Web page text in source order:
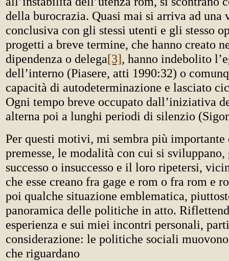
della burocrazia. Quasi mai si arriva ad una
conclusiva con gli stessi utenti e gli stesso
progetti a breve termine, che hanno creato
dipendenza o delega[3], hanno indebolito
dell’interno (Piasere, atti 1990:32) o
capacità di autodeterminazione e lasciato
Ogni tempo breve occupato dall’iniziativa
alterna poi a lunghi periodi di silenzio
Per questi motivi, mi sembra più importante
premesse, le modalità con cui si
successo o insuccesso e il loro ripetersi,
che esse creano fra gage e rom o fra rom e
poi qualche situazione emblematica,
panoramica delle politiche in atto.
esperienza e sui miei incontri personali,
considerazione: le politiche sociali
che riguardano